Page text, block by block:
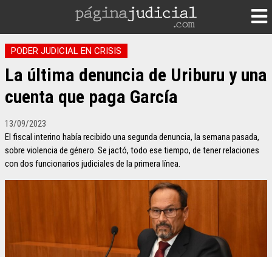
PODER JUDICIAL EN CRISIS
La última denuncia de Uriburu y una
cuenta que paga García
13/09/2023
El fiscal interino había recibido una segunda denuncia, la semana pasada,
sobre violencia de género. Se jactó, todo ese tiempo, de tener relaciones
con dos funcionarios judiciales de la primera línea.